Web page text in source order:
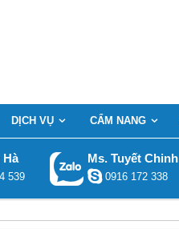
DỊCH VỤ CẨM NANG
Hà
539
Ms. Tuyết Chinh
0916 172 338